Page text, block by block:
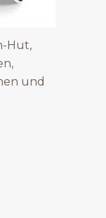
Hut,
und